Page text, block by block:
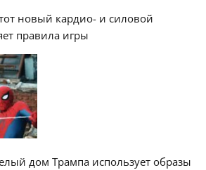
новый кардио- и силовой
правила игры
дом Трампа использует образы